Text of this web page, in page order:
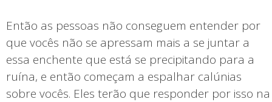
Então as pessoas não conseguem entender por
que vocês não se apressam mais a se juntar a
essa enchente que está se precipitando para a
ruína, e então começam a espalhar calúnias
sobre vocês. Eles terão que responder por isso na